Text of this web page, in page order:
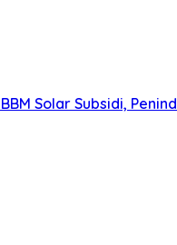
Solar Subsidi,